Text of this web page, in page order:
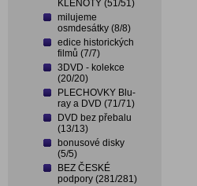
KLENOTY (51/51)
milujeme
osmdesátky (8/8)
edice historických
filmů (7/7)
3DVD - kolekce
(20/20)
PLECHOVKY Blu-
ray a DVD (71/71)
DVD bez přebalu
(13/13)
bonusové disky
(5/5)
BEZ ČESKÉ
podpory (281/281)